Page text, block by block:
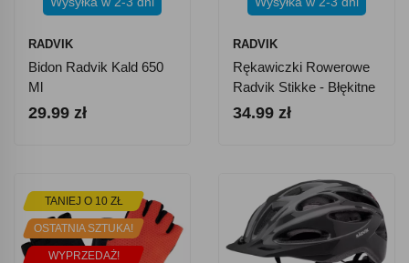
RADVIK
Bidon Radvik Kald 650
Ml
29.99 zł
RADVIK
Rękawiczki Rowerowe
Radvik Stikke - Błękitne
34.99 zł
TANIEJ O 10 ZŁ
OSTATNIA SZTUKA!
WYPRZEDAŻ!